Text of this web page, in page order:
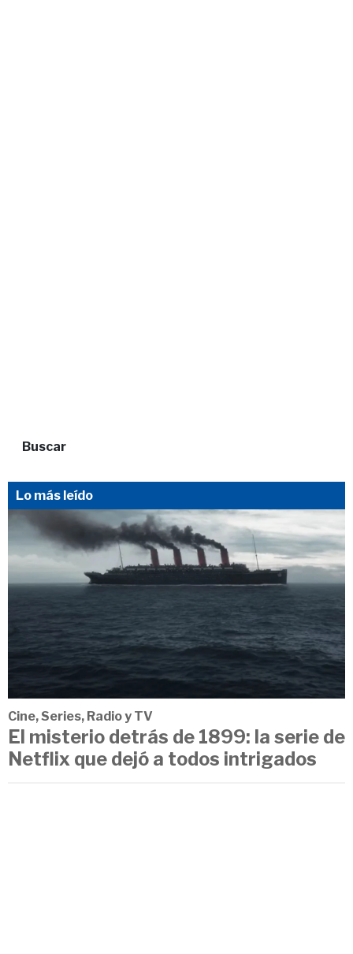
Buscar
Lo más leído
Cine, Series, Radio y TV
El misterio detrás de 1899: la serie de
Netflix que dejó a todos intrigados